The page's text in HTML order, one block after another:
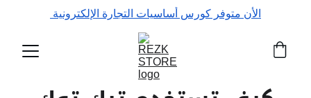
الأن متوفر كورس أساسيات التجارة الإلكترونية